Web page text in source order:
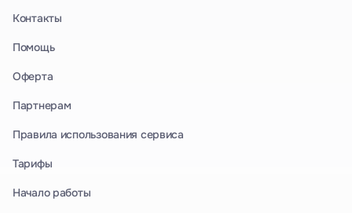
Контакты
Помощь
Оферта
Партнерам
Правила использования сервиса
Тарифы
Начало работы